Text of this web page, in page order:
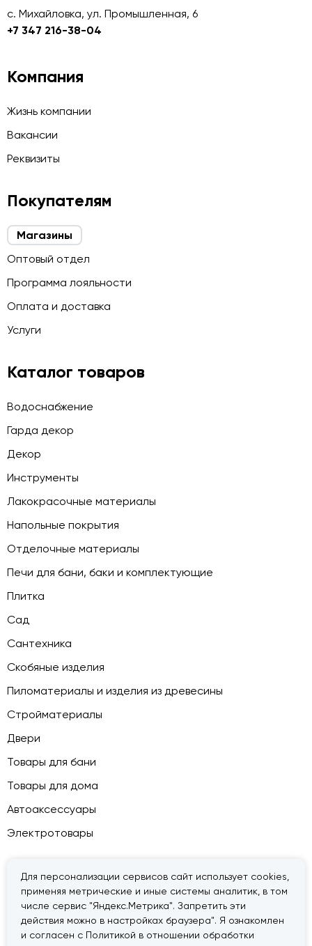
Для персонализации сервисов сайт использует cookies,
применяя метрические и иные системы аналитик, в том
числе сервис "Яндекс.Метрика". Запретить эти
действия можно в настройках браузера". Я ознакомлен
и согласен с Политикой в отношении обработки
с. Михайловка, ул. Промышленная, 6
+7 347 216-38-04
Компания
Жизнь компании
Вакансии
Реквизиты
Покупателям
Магазины
Оптовый отдел
Программа лояльности
Оплата и доставка
Услуги
Каталог товаров
Водоснабжение
Гарда декор
Декор
Инструменты
Лакокрасочные материалы
Напольные покрытия
Отделочные материалы
Печи для бани, баки и комплектующие
Плитка
Сад
Сантехника
Скобяные изделия
Пиломатериалы и изделия из древесины
Стройматериалы
Двери
Товары для бани
Товары для дома
Автоаксессуары
Электротовары
© 2026 — «Дачник».Правовая информация